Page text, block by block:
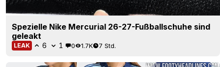
Spezielle Nike Mercurial 26-27-Fußballschuhe sind
geleakt
LEAK 6 1 0 1.7K 7 Std.